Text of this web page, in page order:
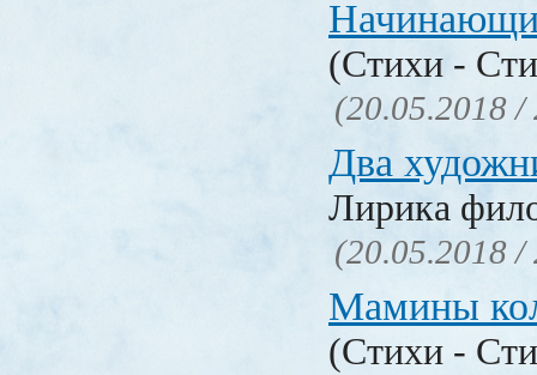
(Стихи -
(20.05.2018 /
Два
Лирика
(20.05.2018 /
Мамины
(Стихи -